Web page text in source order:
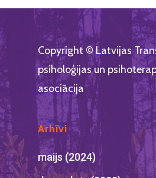
Copyright © Latvijas
psiholoģijas un
asociācija
Arhīvi
maijs (2024)